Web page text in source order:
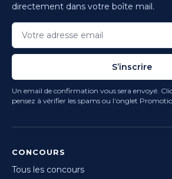
directement dans votre boîte mail.
S’inscrire
Un email de confirmation vous sera envoyé.
pensez à vérifier les spams ou l’onglet
CONCOURS
Tous les concours